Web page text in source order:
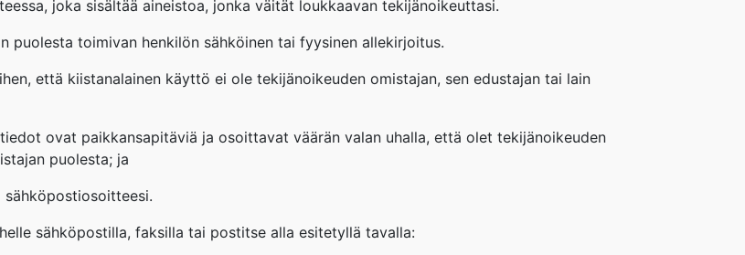
joka sisältää aineistoa, jonka väität loukkaavan tekijänoikeuttasi.
puolesta toimivan henkilön sähköinen tai fyysinen allekirjoitus.
että kiistanalainen käyttö ei ole tekijänoikeuden omistajan, sen edustajan tai lain
ovat paikkansapitäviä ja osoittavat väärän valan uhalla, että olet tekijänoikeuden
puolesta; ja
sähköpostiosoitteesi.
sähköpostilla, faksilla tai postitse alla esitetyllä tavalla: